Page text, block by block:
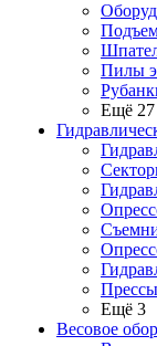
Пилы
Ещё 27
Ещё 3
Весовое